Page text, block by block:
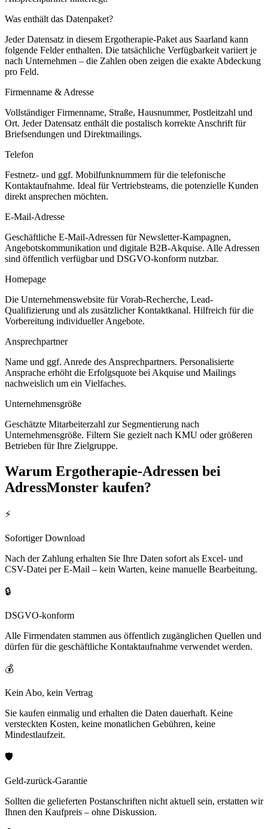
Was enthält das Datenpaket?
Jeder Datensatz in diesem Ergotherapie-Paket aus Saarland kann
folgende Felder enthalten. Die tatsächliche Verfügbarkeit variiert je
nach Unternehmen – die Zahlen oben zeigen die exakte Abdeckung
pro Feld.
Firmenname & Adresse
Vollständiger Firmenname, Straße, Hausnummer, Postleitzahl und
Ort. Jeder Datensatz enthält die postalisch korrekte Anschrift für
Briefsendungen und Direktmailings.
Telefon
Festnetz- und ggf. Mobilfunknummern für die telefonische
Kontaktaufnahme. Ideal für Vertriebsteams, die potenzielle Kunden
direkt ansprechen möchten.
E-Mail-Adresse
Geschäftliche E-Mail-Adressen für Newsletter-Kampagnen,
Angebotskommunikation und digitale B2B-Akquise. Alle Adressen
sind öffentlich verfügbar und DSGVO-konform nutzbar.
Homepage
Die Unternehmenswebsite für Vorab-Recherche, Lead-
Qualifizierung und als zusätzlicher Kontaktkanal. Hilfreich für die
Vorbereitung individueller Angebote.
Ansprechpartner
Name und ggf. Anrede des Ansprechpartners. Personalisierte
Ansprache erhöht die Erfolgsquote bei Akquise und Mailings
nachweislich um ein Vielfaches.
Unternehmensgröße
Geschätzte Mitarbeiterzahl zur Segmentierung nach
Unternehmensgröße. Filtern Sie gezielt nach KMU oder größeren
Betrieben für Ihre Zielgruppe.
Warum Ergotherapie-Adressen bei
AdressMonster kaufen?
⚡
Sofortiger Download
Nach der Zahlung erhalten Sie Ihre Daten sofort als Excel- und
CSV-Datei per E-Mail – kein Warten, keine manuelle Bearbeitung.
🔒
DSGVO-konform
Alle Firmendaten stammen aus öffentlich zugänglichen Quellen und
dürfen für die geschäftliche Kontaktaufnahme verwendet werden.
💰
Kein Abo, kein Vertrag
Sie kaufen einmalig und erhalten die Daten dauerhaft. Keine
versteckten Kosten, keine monatlichen Gebühren, keine
Mindestlaufzeit.
🛡️
Geld-zurück-Garantie
Sollten die gelieferten Postanschriften nicht aktuell sein, erstatten wir
Ihnen den Kaufpreis – ohne Diskussion.